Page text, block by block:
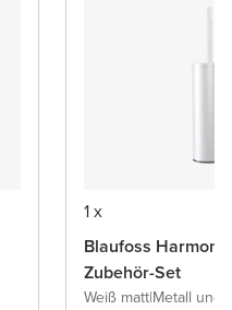
1 x
Blaufoss Harmony
Zubehör-Set
Weiß matt|Metall und